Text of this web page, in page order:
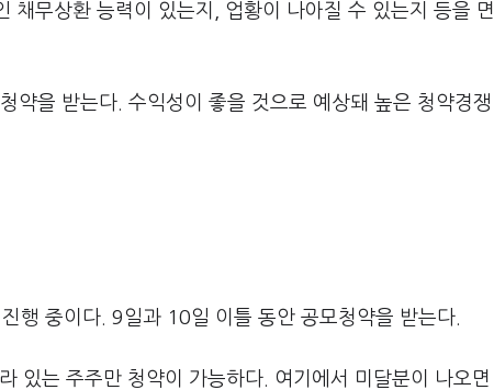
무상환 능력이 있는지, 업황이 나아질 수 있는지 등을 면
약을 받는다. 수익성이 좋을 것으로 예상돼 높은 청약경쟁
행 중이다. 9일과 10일 이틀 동안 공모청약을 받는다.
있는 주주만 청약이 가능하다. 여기에서 미달분이 나오면